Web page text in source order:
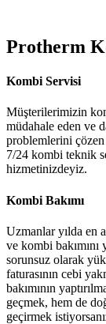
Protherm
Kombi Servisi
Müşterilerimizin
müdahale eden ve
problemlerini
7/24 kombi teknik
hizmetinizdeyiz.
Kombi Bakımı
Uzmanlar yılda en
ve kombi bakımını
sorunsuz olarak
faturasının cebi
bakımının
geçmek, hem de
geçirmek